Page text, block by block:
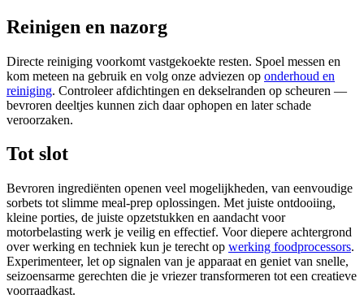
Reinigen en nazorg
Directe reiniging voorkomt vastgekoekte resten. Spoel messen en
kom meteen na gebruik en volg onze adviezen op onderhoud en
reiniging. Controleer afdichtingen en dekselranden op scheuren —
bevroren deeltjes kunnen zich daar ophopen en later schade
veroorzaken.
Tot slot
Bevroren ingrediënten openen veel mogelijkheden, van eenvoudige
sorbets tot slimme meal-prep oplossingen. Met juiste ontdooiing,
kleine porties, de juiste opzetstukken en aandacht voor
motorbelasting werk je veilig en effectief. Voor diepere achtergrond
over werking en techniek kun je terecht op werking foodprocessors.
Experimenteer, let op signalen van je apparaat en geniet van snelle,
seizoensarme gerechten die je vriezer transformeren tot een creatieve
voorraadkast.